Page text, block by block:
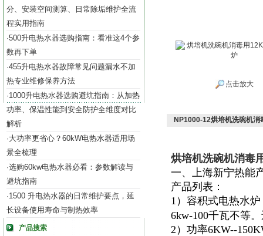
分、安装空间测算、日常除垢维护全流
程实用指南
·500升电热水器选购指南：看准这4个参
数再下单
·455升电热水器故障常见问题漏水不加
热专业维修保养方法
·1000升电热水器选购避坑指南：从加热
功率、保温性能到安全防护全维度对比
解析
·大功率更省心？60kW电热水器适用场
景全梳理
·选购60kw电热水器必看：参数解读与
避坑指南
·1500 升电热水器的日常维护要点，延
长设备使用寿命与制热效率
产品搜索
点击放大
NP1000-12烘培机洗碗机
烘培机洗碗机消毒
一、上海新宁热能
产品列表：
1）容积式电热水
6kw-100千瓦不等
2）功率6KW--